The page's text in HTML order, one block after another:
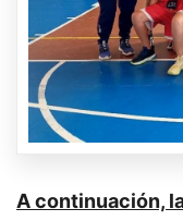
A continuación,